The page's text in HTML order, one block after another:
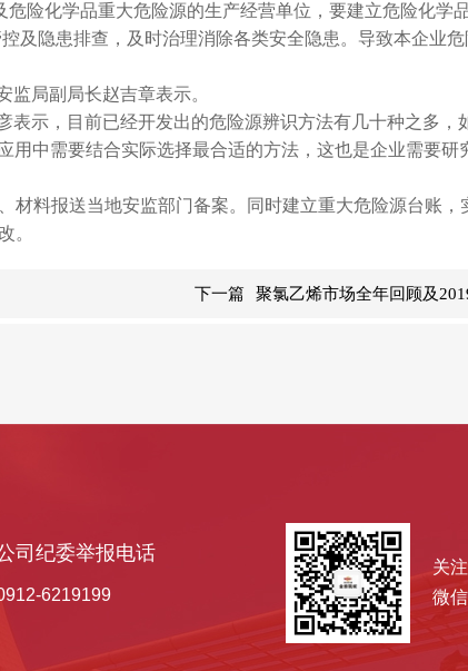
险化学品重大危险源的生产经营单位，要建立危险化学
及隐患排查，及时治理消除各类安全隐患。导致本企业
局副局长赵吉章表示。
示，目前已经开发出的危险源辨识方法有几十种之多，
中需要结合实际选择最合适的方法，这也是企业需要研
料报送当地安监部门备案。同时建立重大危险源台账，
。
下一篇 聚氯乙烯市场全年回顾及
关
微
司纪委举报电话
6219199